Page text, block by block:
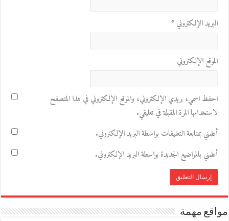
البريد الإلكتروني*
الموقع الإلكتروني
احفظ اسمي، بريدي الإلكتروني، والموقع الإلكتروني في هذا المتصفح
لاستخدامها المرة المقبلة في تعليقي.
أعلمني بمتابعة التعليقات بواسطة البريد الإلكتروني.
أعلمني بالمواضيع الجديدة بواسطة البريد الإلكتروني.
مواقع مهمة